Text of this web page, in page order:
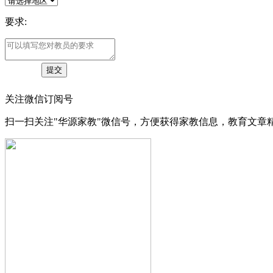
要求:
关注微信订阅号
扫一扫关注"华源家教"微信号，方便获得家教信息，教育文章